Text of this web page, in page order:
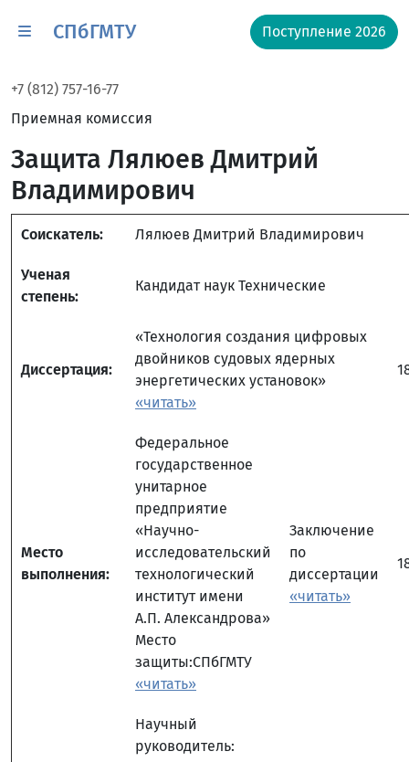
СПбГМТУ Поступление 2026
+7 (812) 757-16-77
Приемная комиссия
Защита Лялюев Дмитрий
Владимирович
Соискатель: Лялюев Дмитрий Владимирович
Ученая
степень:
Кандидат наук Технические
Диссертация:
«Технология создания цифровых
двойников судовых ядерных
энергетических установок»
«читать»
Место
выполнения:
Федеральное
государственное
унитарное
предприятие
«Научно-
исследовательский
технологический
институт имени
А.П. Александрова»
Место
защиты:СПбГМТУ
«читать»
Заключение
по
диссертации
«читать»
Научный
руководитель: